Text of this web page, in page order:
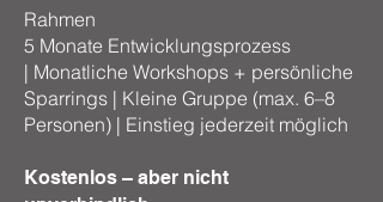
Rahmen
5 Monate Entwicklungsprozess
| Monatliche Workshops + persönliche
Sparrings | Kleine Gruppe (max. 6–8
Personen) | Einstieg jederzeit möglich
Kostenlos – aber nicht